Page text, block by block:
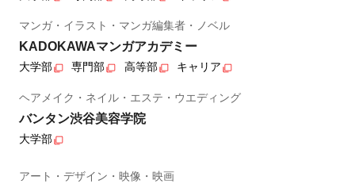
マンガ・イラスト・マンガ編集者・ノベル
KADOKAWAマンガアカデミー
大学部 専門部 高等部 キャリア
ヘアメイク・ネイル・エステ・ウエディング
バンタン渋谷美容学院
大学部
アート・デザイン・映像・映画